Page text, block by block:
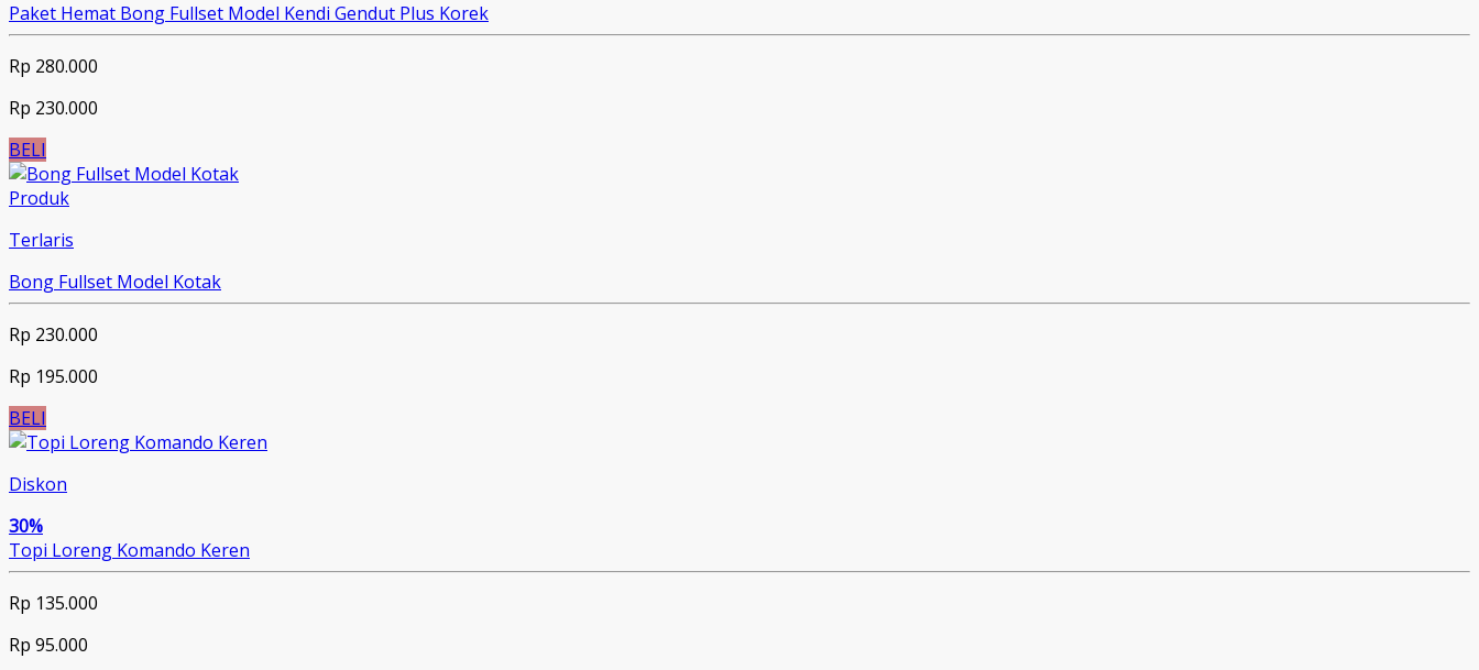
Paket Hemat Bong Fullset Model Kendi Gendut Plus Korek
Rp 280.000
Rp 230.000
BELI
Produk
Terlaris
Bong Fullset Model Kotak
Rp 230.000
Rp 195.000
BELI
Diskon
30%
Topi Loreng Komando Keren
Rp 135.000
Rp 95.000